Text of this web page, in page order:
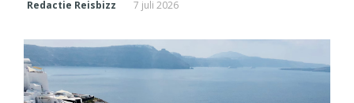
Redactie Reisbizz 7 juli 2026